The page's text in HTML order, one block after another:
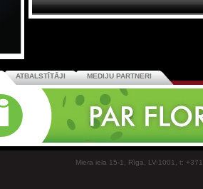
ATBALSTĪTĀJI MEDIJU PARTNERI
Miera iela 15-1, Rīga, LV-1001, t: